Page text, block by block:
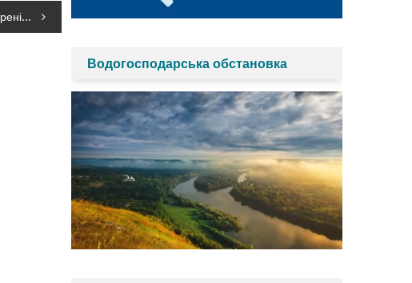
Участь у навчальних семінарах-тренінгах з питань охорони праці для голів профспілкових комітетів та профспілкового активу
Водогосподарська обстановка